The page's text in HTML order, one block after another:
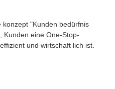
konzept "Kunden bedürfnis
Kunden eine One-Stop-
und wirtschaft lich ist.